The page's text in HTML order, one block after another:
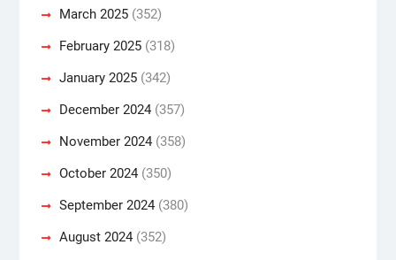
March 2025(352)
February 2025(318)
January 2025(342)
December 2024(357)
November 2024(358)
October 2024(350)
September 2024(380)
August 2024(352)